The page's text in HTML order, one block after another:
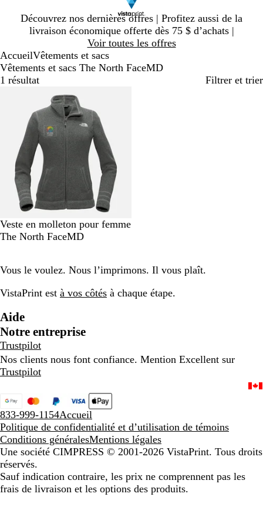
Découvrez nos dernières offres | Profitez aussi de la
livraison économique offerte dès 75 $ d’achats |
Voir toutes les offres
Diapositive
1
AccueilVêtements et sacs
Vêtements et sacs The North FaceMD
1 résultat
Filtrer et trier
En rupture de stock
B
r
è
e
n
o
i
r
e
T
G
r
c
n
é
m
o
y
e
T
N
F
Veste en molleton pour femme
The North FaceMD
Vous le voulez. Nous l’imprimons. Il vous plaît.
VistaPrint est à vos côtés à chaque étape.
Aide
Notre entreprise
Trustpilot
Nos clients nous font confiance. Mention Excellent sur
Trustpilot
833-999-1154Accueil
Politique de confidentialité et d’utilisation de témoins
Conditions généralesMentions légales
Une société CIMPRESS © 2001-2026 VistaPrint. Tous droits
réservés.
Sauf indication contraire, les prix ne comprennent pas les
frais de livraison et les options des produits.